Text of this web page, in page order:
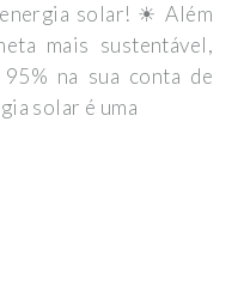
solar! ☀ Além
mais sustentável,
na sua conta de
solar é uma